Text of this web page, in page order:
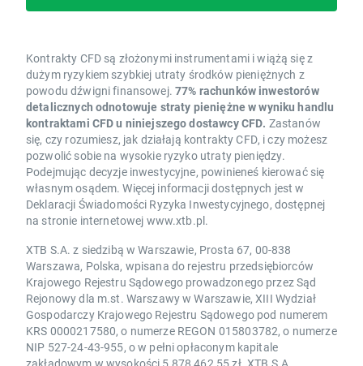
Kontrakty CFD są złożonymi instrumentami i wiążą się z
dużym ryzykiem szybkiej utraty środków pieniężnych z
powodu dźwigni finansowej. 77% rachunków inwestorów
detalicznych odnotowuje straty pieniężne w wyniku handlu
kontraktami CFD u niniejszego dostawcy CFD. Zastanów
się, czy rozumiesz, jak działają kontrakty CFD, i czy możesz
pozwolić sobie na wysokie ryzyko utraty pieniędzy.
Podejmując decyzje inwestycyjne, powinieneś kierować się
własnym osądem. Więcej informacji dostępnych jest w
Deklaracji Świadomości Ryzyka Inwestycyjnego, dostępnej
na stronie internetowej www.xtb.pl.
XTB S.A. z siedzibą w Warszawie, Prosta 67, 00-838
Warszawa, Polska, wpisana do rejestru przedsiębiorców
Krajowego Rejestru Sądowego prowadzonego przez Sąd
Rejonowy dla m.st. Warszawy w Warszawie, XIII Wydział
Gospodarczy Krajowego Rejestru Sądowego pod numerem
KRS 0000217580, o numerze REGON 015803782, o numerze
NIP 527-24-43-955, o w pełni opłaconym kapitale